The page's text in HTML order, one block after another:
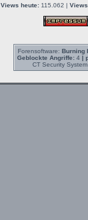
Views heute:115.062 |
Forensoftware: Burning
Geblockte Angriffe:4 |
CT Security